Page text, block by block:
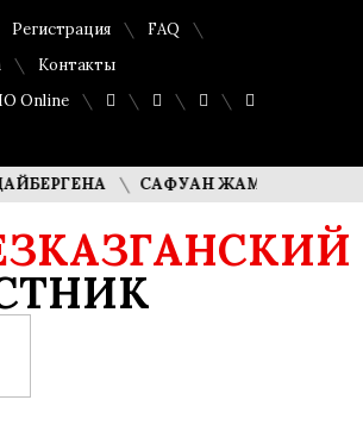
Регистрация
FAQ
Контакты
Online
САФУАН ЖАМПЕИСОВ: «МЫ